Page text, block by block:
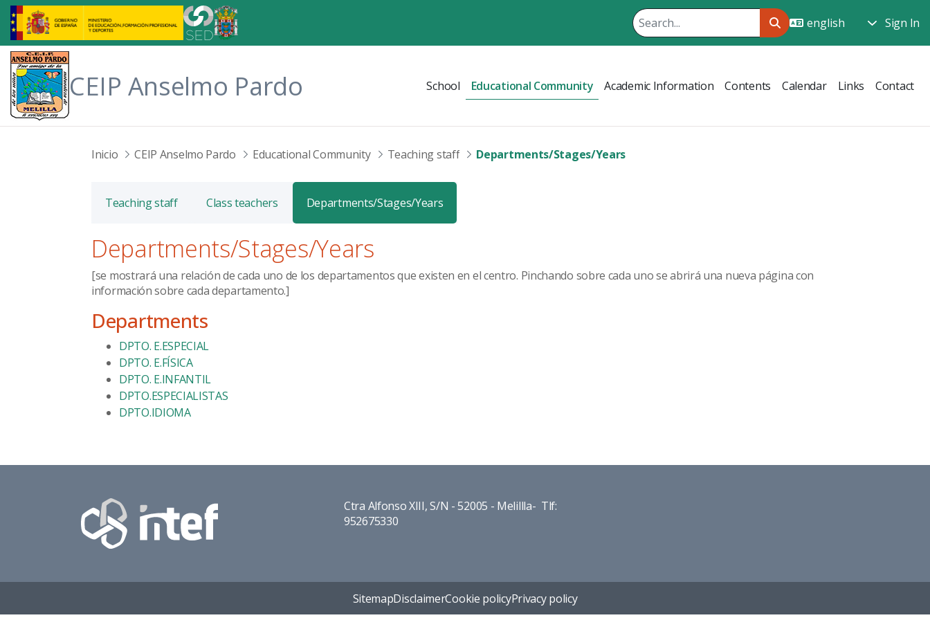
Skip to Main Content
Sign In
CEIP Anselmo Pardo School Educational Community Academic Information Contents Calendar Links Contact
Inicio CEIP Anselmo Pardo Educational Community Teaching staff Departments/Stages/Years
Teaching staff Class teachers Departments/Stages/Years
Departments/Stages/Years
[se mostrará una relación de cada uno de los departamentos que existen en el centro. Pinchando sobre cada uno se abrirá una nueva página con
información sobre cada departamento.]
Departments
DPTO. E.ESPECIAL
DPTO. E.FÍSICA
DPTO. E.INFANTIL
DPTO.ESPECIALISTAS
DPTO.IDIOMA
Ctra Alfonso XIII, S/N - 52005 - Melillla- Tlf:
952675330
SitemapDisclaimerCookie policyPrivacy policy